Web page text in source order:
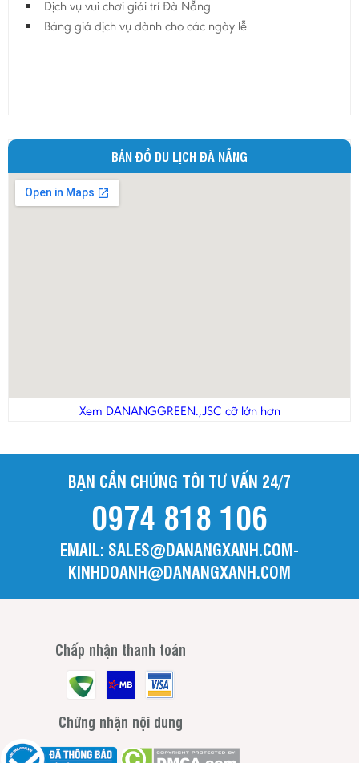
Dịch vụ vui chơi giải trí Đà Nẵng
Bảng giá dịch vụ dành cho các ngày lễ
BẢN ĐỒ DU LỊCH ĐÀ NẴNG
Xem DANANGGREEN.,JSC cỡ lớn hơn
BẠN CẦN CHÚNG TÔI TƯ VẤN 24/7
0974 818 106
EMAIL: SALES@DANANGXANH.COM-
KINHDOANH@DANANGXANH.COM
Chấp nhận thanh toán
Chứng nhận nội dung